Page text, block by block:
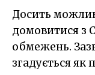
Досить
домовитися з
обмежень.
згадується як